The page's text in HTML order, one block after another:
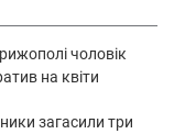
чоловік
на квіти
загасили три